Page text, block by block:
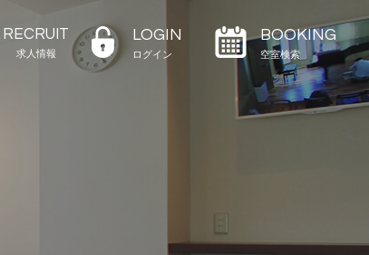
RECRUIT
求人情報
LOGIN
ログイン
BOOKING
空室検索